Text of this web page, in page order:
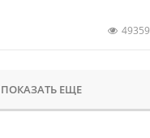
49359
ПОКАЗАТЬ ЕЩЕ